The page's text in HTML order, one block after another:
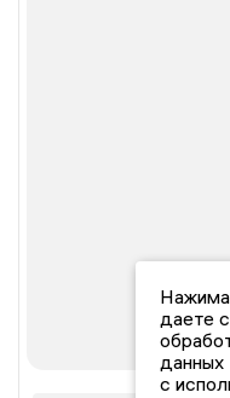
даете
данных
с